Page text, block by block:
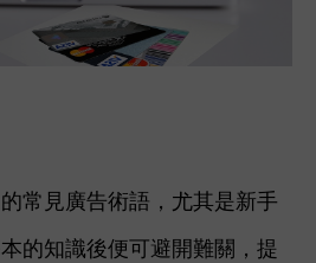
常見廣告術語，尤其是新手
的知識後便可避開難關，提